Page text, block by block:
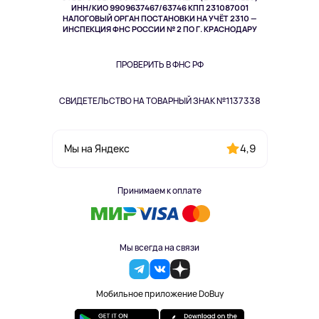
ИНН/КИО 9909637467/63746 КПП 231087001
НАЛОГОВЫЙ ОРГАН ПОСТАНОВКИ НА УЧЁТ 2310 —
ИНСПЕКЦИЯ ФНС РОССИИ № 2 ПО Г. КРАСНОДАРУ
ПРОВЕРИТЬ В ФНС РФ
СВИДЕТЕЛЬСТВО НА ТОВАРНЫЙ ЗНАК №1137338
Мы на Яндекс 4,9
Принимаем к оплате
Мы всегда на связи
Мобильное приложение DoBuy
Здоровье питомцев
Одежда и аксессуары